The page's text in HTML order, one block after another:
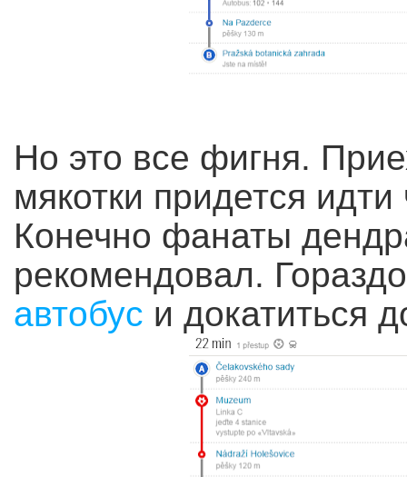
Но это все фигня.
мякотки придется
Конечно фанаты
рекомендовал.
автобус и докатиться